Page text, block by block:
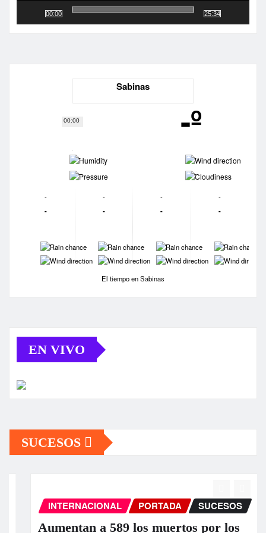
00:00
00:00
25:34
Sabinas
-º
-
-
-
-
-
-
-
-
-
-
-
-
-
-
-
-
-
-
-
-
El tiempo en Sabinas
EN VIVO
SUCESOS
INTERNACIONAL PORTADA SUCESOS
Aumentan a 589 los muertos por los